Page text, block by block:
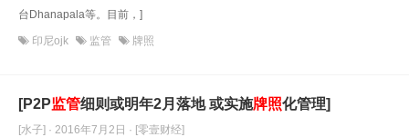
台Dhanapala等。目前，]
印尼ojk 监管 牌照
[P2P监管细则或明年2月落地 或实施牌照化管理]
[水子] · 2016年7月2日 · [零壹财经]